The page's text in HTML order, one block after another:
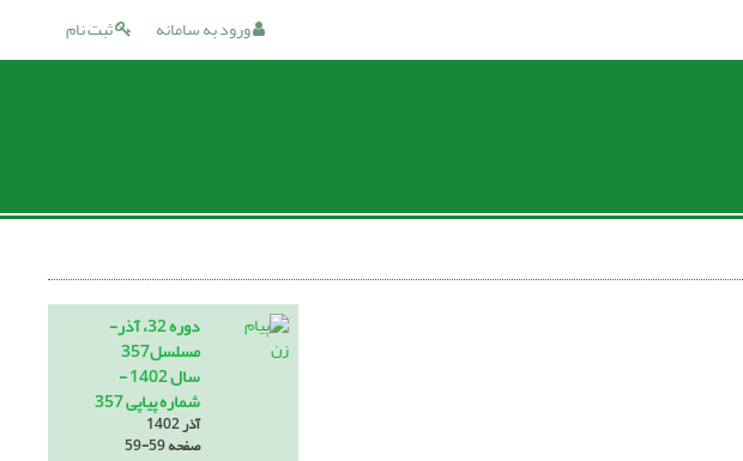
ثبت نام ورود به سامانه
دوره 32، آذر-
مسلسل357
سال 1402 -
شماره پیاپی 357
آذر 1402
صفحه59-59